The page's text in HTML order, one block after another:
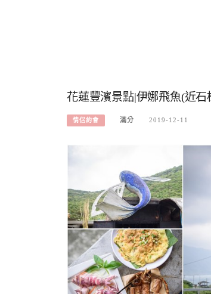
花蓮豐濱景點|伊娜飛魚(近
情侶約會 滿分 2019-12-11